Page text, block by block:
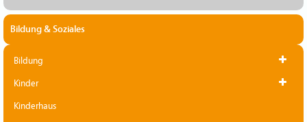
Bildung & Soziales
Bildung
Kinder
Kinderhaus